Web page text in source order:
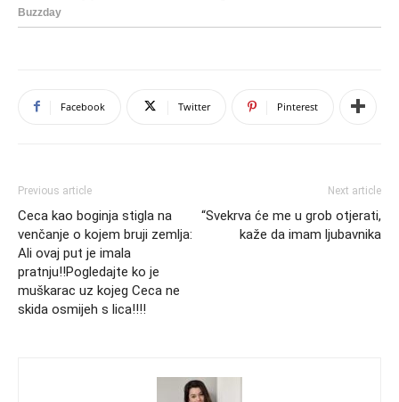
Facebook Twitter Pinterest
Previous article
Ceca kao boginja stigla na
venčanje o kojem bruji zemlja:
Ali ovaj put je imala
pratnju!!Pogledajte ko je
muškarac uz kojeg Ceca ne
skida osmijeh s lica!!!!
Next article
“Svekrva će me u grob otjerati,
kaže da imam ljubavnika